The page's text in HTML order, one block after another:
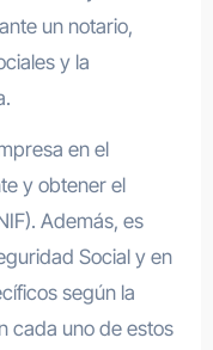
un notario,
y la
en el
y obtener el
Además, es
Social y en
según la
cada uno de estos